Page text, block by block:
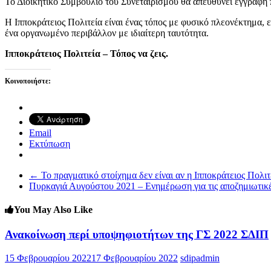
Η Ιπποκράτειος Πολιτεία είναι ένας τόπος με φυσικό
ένα οργανωμένο περιβάλλον με ιδιαίτερη ταυτότητα.
Ιπποκράτειος Πολιτεία – Τόπος να ζεις.
Κοινοποιήστε:
Email
Εκτύπωση
← Το πραγματικό στοίχημα δεν είναι αν η Ιπποκράτειος
Πυρκαγιά Αυγούστου 2021 – Ενημέρωση για τις
You May Also Like
Ανακοίνωση περί υποψηφιοτήτων της ΓΣ 2022 ΣΔΙΠ
15 Φεβρουαρίου 202217 Φεβρουαρίου 2022 sdipadmin